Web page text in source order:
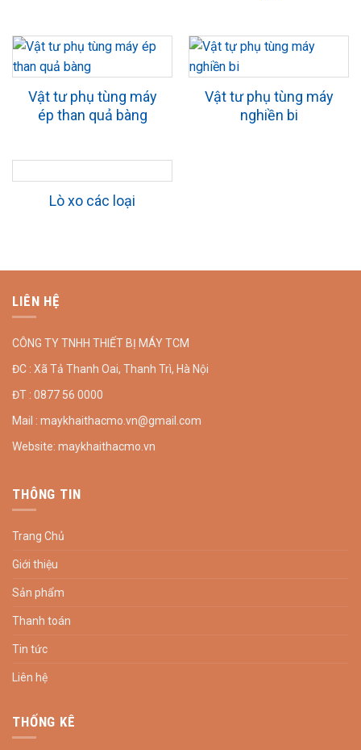
Vật tư phụ tùng máy
ép than quả bàng
Vật tư phụ tùng máy
nghiền bi
Lò xo các loại
LIÊN HỆ
CÔNG TY TNHH THIẾT BỊ MÁY TCM
ĐC : Xã Tả Thanh Oai, Thanh Trì, Hà Nội
ĐT : 0877 56 0000
Mail : maykhaithacmo.vn@gmail.com
Website: maykhaithacmo.vn
THÔNG TIN
Trang Chủ
Giới thiệu
Sản phẩm
Thanh toán
Tin tức
Liên hệ
THỐNG KÊ